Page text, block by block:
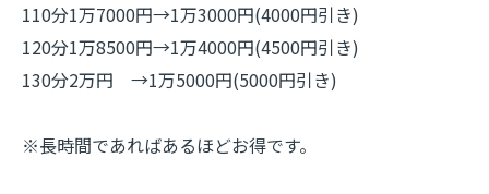
110分1万7000円→1万3000円(4000円引き)
120分1万8500円→1万4000円(4500円引き)
130分2万円 →1万5000円(5000円引き)
※長時間であればあるほどお得です。